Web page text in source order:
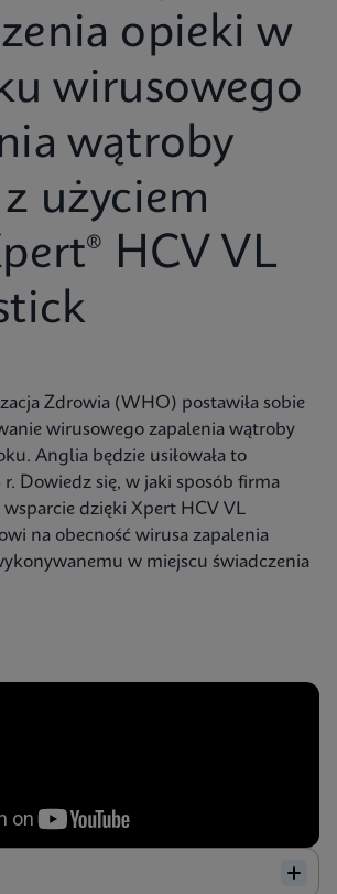
opieki w
wirusowego
wątroby
użyciem
HCV VL
Zdrowia (WHO) postawiła sobie
wirusowego zapalenia wątroby
Anglia będzie usiłowała to
r. Dowiedz się, w jaki sposób firma
dzięki Xpert HCV VL
na obecność wirusa zapalenia
w miejscu świadczenia